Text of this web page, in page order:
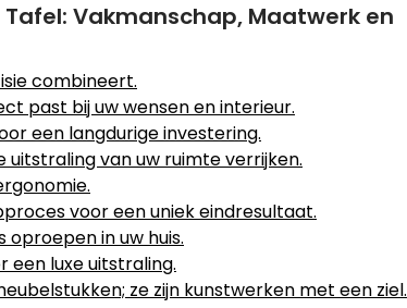
Vakmanschap, Maatwerk en
combineert.
past bij uw wensen en interieur.
een langdurige investering.
van uw ruimte verrijken.
voor een uniek eindresultaat.
in uw huis.
een luxe uitstraling.
ze zijn kunstwerken met een ziel.